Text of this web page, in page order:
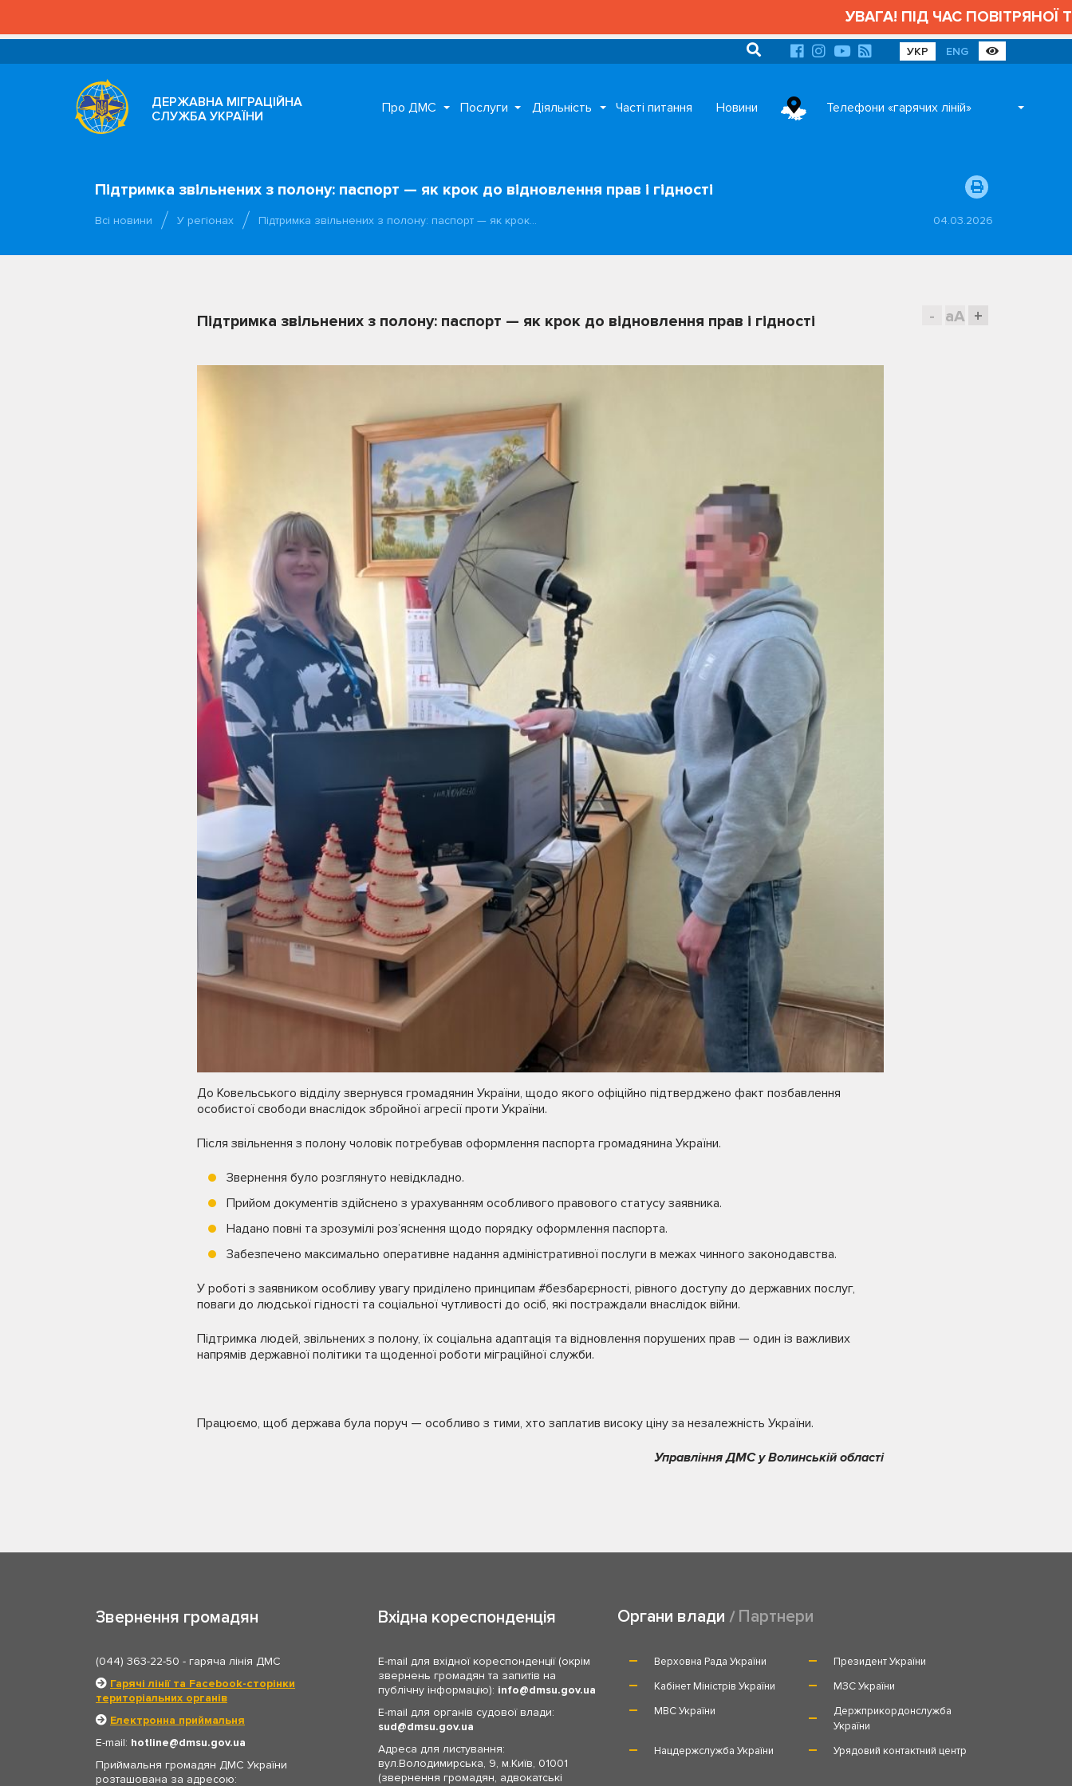
УВАГА! ПІД ЧАС ПОВІТРЯНОЇ
УКР ENG
ДЕРЖАВНА МІГРАЦІЙНА
СЛУЖБА УКРАЇНИ
Про ДМС Послуги Діяльність Часті питання Новини Телефони «гарячих ліній»
Підтримка звільнених з полону: паспорт — як крок до відновлення прав і гідності
Всі новини У регіонах Підтримка звільнених з полону: паспорт — як крок… 04.03.2026
- aA +
Підтримка звільнених з полону: паспорт — як крок до відновлення прав і гідності
До Ковельського відділу звернувся громадянин України, щодо якого офіційно підтверджено факт позбавлення
особистої свободи внаслідок збройної агресії проти України.
Після звільнення з полону чоловік потребував оформлення паспорта громадянина України.
Звернення було розглянуто невідкладно.
Прийом документів здійснено з урахуванням особливого правового статусу заявника.
Надано повні та зрозумілі роз’яснення щодо порядку оформлення паспорта.
Забезпечено максимально оперативне надання адміністративної послуги в межах чинного законодавства.
У роботі з заявником особливу увагу приділено принципам #безбарєрності, рівного доступу до державних послуг,
поваги до людської гідності та соціальної чутливості до осіб, які постраждали внаслідок війни.
Підтримка людей, звільнених з полону, їх соціальна адаптація та відновлення порушених прав — один із важливих
напрямів державної політики та щоденної роботи міграційної служби.
Працюємо, щоб держава була поруч — особливо з тими, хто заплатив високу ціну за незалежність України.
Управління ДМС у Волинській області
Звернення громадян
(044) 363-22-50 - гаряча лінія ДМС
Гарячі лінії та Facebook-сторінки
територіальних органів
Електронна приймальня
E-mail: hotline
dmsu.gov.ua
Приймальня громадян ДМС України
розташована за адресою:
Вхідна кореспонденція
E-mail для вхідної кореспонденції (окрім
звернень громадян та запитів на
публічну інформацію): info
dmsu.gov.ua
E-mail для органів судової влади:
sud
dmsu.gov.ua
Адреса для листування:
вул.Володимирська, 9, м.Київ, 01001
(звернення громадян, адвокатські
Органи влади Партнери
Верховна Рада України
Президент України
Кабінет Міністрів України
МЗС України
МВС України
Держприкордонслужба
України
Нацдержслужба України
Урядовий контактний центр